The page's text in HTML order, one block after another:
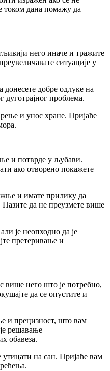
током дана помажу да
него иначе и тражите
ситуације у
добре одлуке на
дуготрајног проблема.
и унос хране. Пријаће
и потврде у љубави.
ако отворено покажете
и имате прилику да
да не преузмете више
је неопходно да је
претеривање и
више него што је потребно,
да се опустите и
и прецизност, што вам
решавање
обавеза.
на сан. Пријаће вам